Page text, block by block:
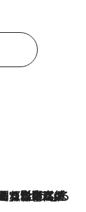
ー専門家に聞く“どうなる日本の暮らし”》